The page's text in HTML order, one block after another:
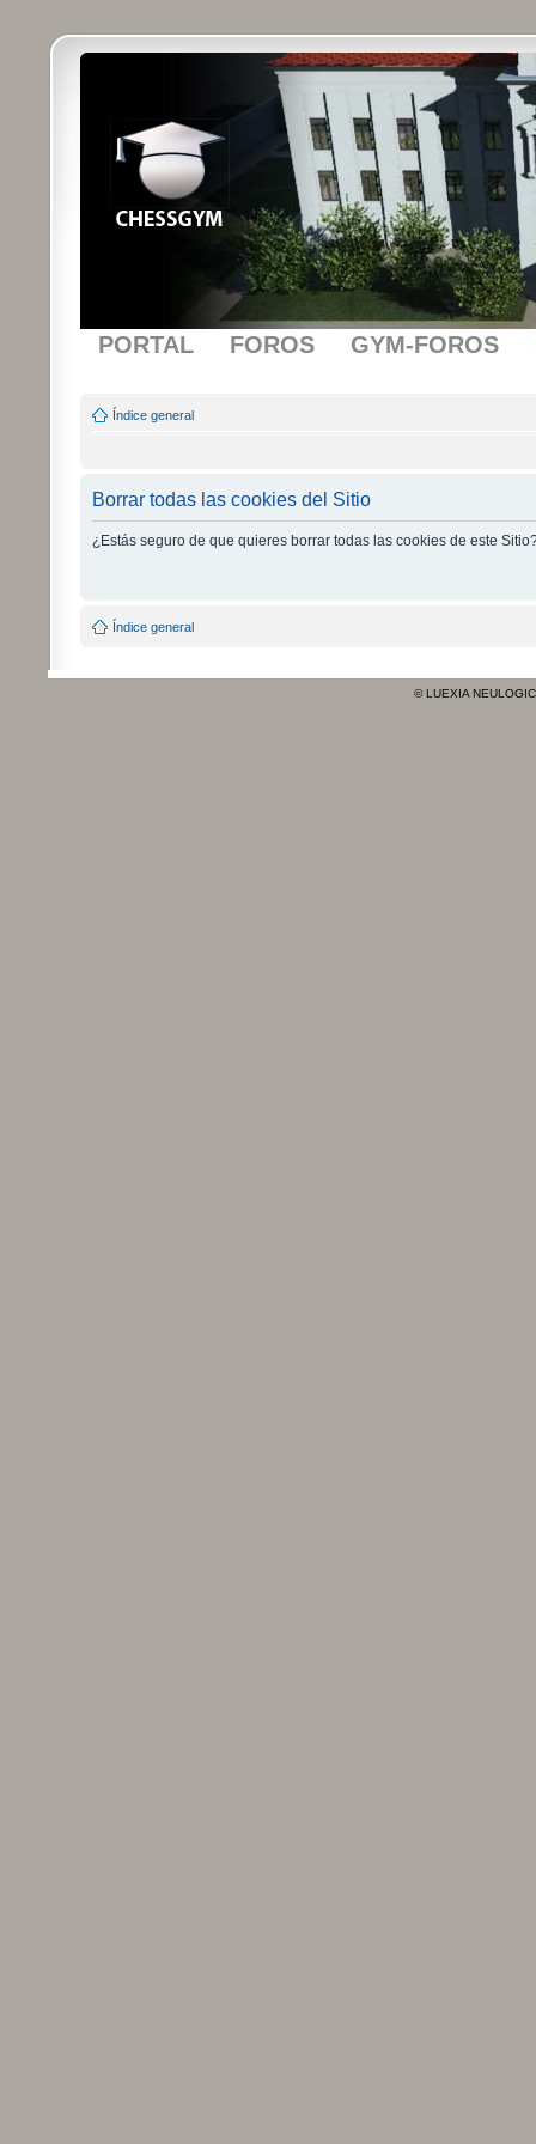
PORTAL FOROS GYM-FOROS
Índice general
Borrar todas las cookies del Sitio
¿Estás seguro de que quieres borrar todas las cookies de este
Índice general
© LUEXIA